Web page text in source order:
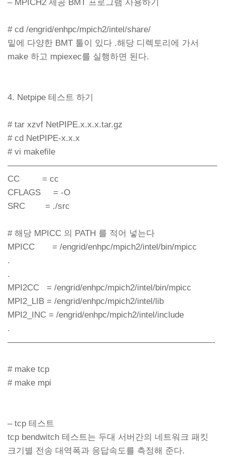
– MPICH2 제공 BMT 프로그램 사용하기
# cd /engrid/enhpc/mpich2/intel/share/
밑에 다양한 BMT 툴이 있다 .해당 디렉토리에 가서
make 하고 mpiexec를 실행하면 된다.
4. Netpipe 테스트 하기
# tar xzvf NetPIPE.x.x.x.tar.gz
# cd NetPIPE-x.x.x
# vi makefile
————————————————————————–
CC = cc
CFLAGS = -O
SRC = ./src
# 해당 MPICC 의 PATH 를 적어 넣는다
MPICC = /engrid/enhpc/mpich2/intel/bin/mpicc
.
.
MPI2CC = /engrid/enhpc/mpich2/intel/bin/mpicc
MPI2_LIB = /engrid/enhpc/mpich2/intel/lib
MPI2_INC = /engrid/enhpc/mpich2/intel/include
.
————————————————————————-
# make tcp
# make mpi
– tcp 테스트
tcp bendwitch 테스트는 두대 서버간의 네트워크 패킷
크기별 전송 대역폭과 응답속도를 측정해 준다.